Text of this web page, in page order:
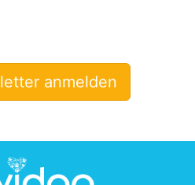
anmelden